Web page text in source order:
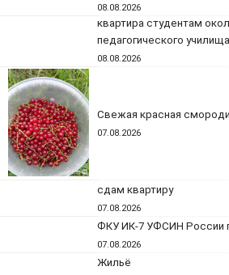
08.08.2026
квартира студентам
педагогического училища
08.08.2026
Свежая красная
07.08.2026
сдам квартиру
07.08.2026
ФКУ ИК-7 УФСИН России
07.08.2026
Жильё